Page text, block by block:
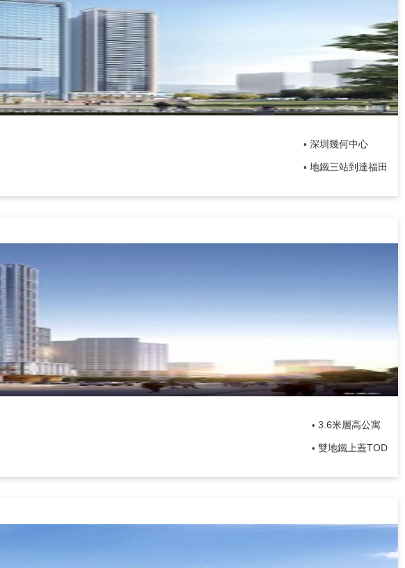
• 深圳幾何中心
• 地鐵三站到達福田
• 3.6米層高公寓
• 雙地鐵上蓋TOD